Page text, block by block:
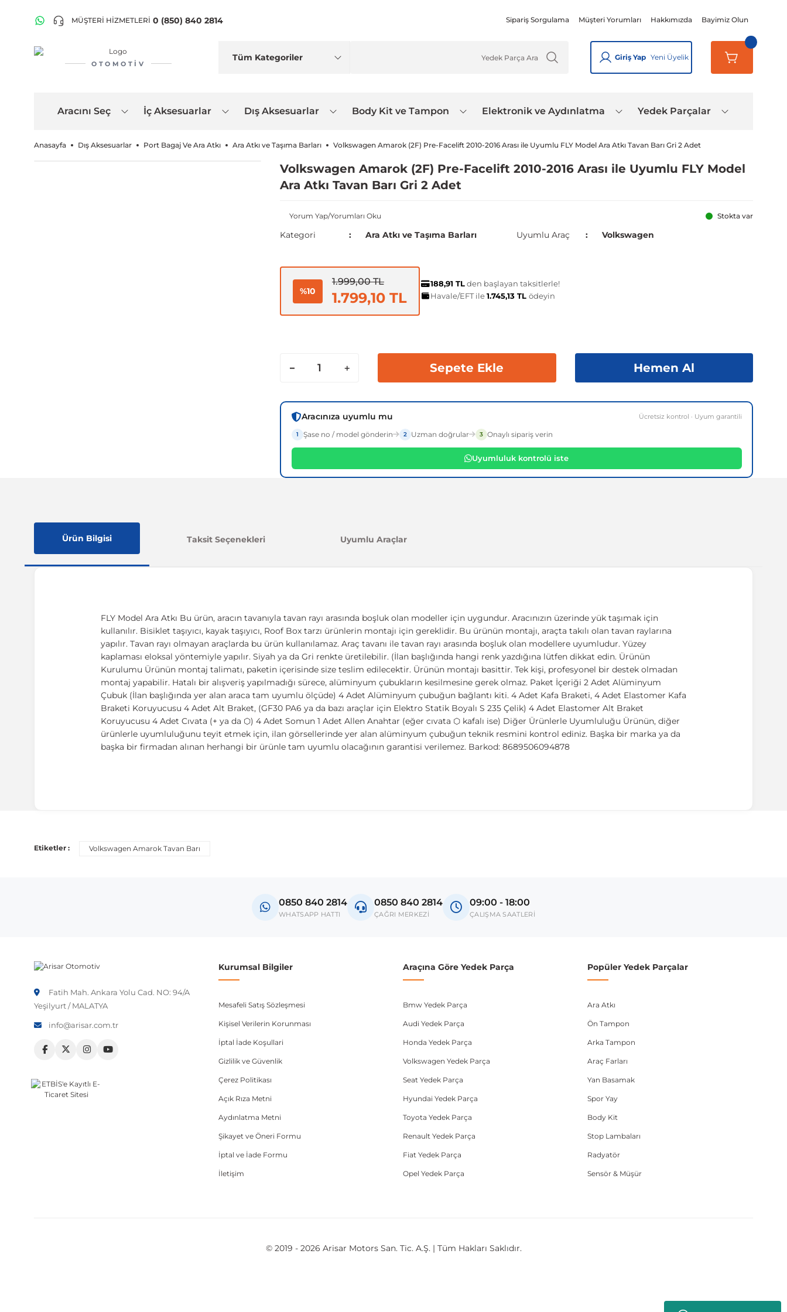
MÜŞTERİ HİZMETLERİ 0 (850) 840 2814 Sipariş Sorgulama Müşteri Yorumları Hakkımızda Bayimiz Olun
OTOMOTIV
Giriş Yap Yeni Üyelik
Aracını Seç İç Aksesuarlar Dış Aksesuarlar Body Kit ve Tampon Elektronik ve Aydınlatma Yedek Parçalar
Anasayfa Dış Aksesuarlar Port Bagaj Ve Ara Atkı Ara Atkı ve Taşıma Barları Volkswagen Amarok (2F) Pre-Facelift 2010-2016 Arası ile Uyumlu FLY Model Ara Atkı Tavan Barı Gri 2 Adet
Volkswagen Amarok (2F) Pre-Facelift 2010-2016 Arası ile Uyumlu FLY Model
Ara Atkı Tavan Barı Gri 2 Adet
Yorum Yap/Yorumları Oku Stokta var
Kategori Ara Atkı ve Taşıma Barları Uyumlu Araç Volkswagen
%10
1.999,00 TL
1.799,10 TL
188,91 TLden başlayan taksitlerle!
Havale/EFT ile1.745,13 TL ödeyin
Sepete Ekle Hemen Al
Aracınıza uyumlu mu Ücretsiz kontrol · Uyum garantili
1 Şase no / model gönderin 2 Uzman doğrular 3 Onaylı sipariş verin
Uyumluluk kontrolü iste
Ürün Bilgisi Taksit Seçenekleri Uyumlu Araçlar
FLY Model Ara Atkı Bu ürün, aracın tavanıyla tavan rayı arasında boşluk olan modeller için uygundur. Aracınızın üzerinde yük taşımak için
kullanılır. Bisiklet taşıyıcı, kayak taşıyıcı, Roof Box tarzı ürünlerin montajı için gereklidir. Bu ürünün montajı, araçta takılı olan tavan raylarına
yapılır. Tavan rayı olmayan araçlarda bu ürün kullanılamaz. Araç tavanı ile tavan rayı arasında boşluk olan modellere uyumludur. Yüzey
kaplaması eloksal yöntemiyle yapılır. Siyah ya da Gri renkte üretilebilir. (İlan başlığında hangi renk yazdığına lütfen dikkat edin. Ürünün
Kurulumu Ürünün montaj talimatı, paketin içerisinde size teslim edilecektir. Ürünün montajı basittir. Tek kişi, profesyonel bir destek olmadan
montaj yapabilir. Hatalı bir alışveriş yapılmadığı sürece, alüminyum çubukların kesilmesine gerek olmaz. Paket İçeriği 2 Adet Alüminyum
Çubuk (İlan başlığında yer alan araca tam uyumlu ölçüde) 4 Adet Alüminyum çubuğun bağlantı kiti. 4 Adet Kafa Braketi, 4 Adet Elastomer Kafa
Braketi Koruyucusu 4 Adet Alt Braket, (GF30 PA6 ya da bazı araçlar için Elektro Statik Boyalı S 235 Çelik) 4 Adet Elastomer Alt Braket
Koruyucusu 4 Adet Cıvata (+ ya da ⬡) 4 Adet Somun 1 Adet Allen Anahtar (eğer cıvata ⬡ kafalı ise) Diğer Ürünlerle Uyumluluğu Ürünün, diğer
ürünlerle uyumluluğunu teyit etmek için, ilan görsellerinde yer alan alüminyum çubuğun teknik resmini kontrol ediniz. Başka bir marka ya da
başka bir firmadan alınan herhangi bir ürünle tam uyumlu olacağının garantisi verilemez. Barkod: 8689506094878
Araç üreticileri aynı model yılı içerisinde farklı donanım ve kasa tipleri kullanabilmektedir. Sipariş vermeden önce OEM numarası veya şasi numarası ile uyumluluğu kontrol
Etiketler : Volkswagen Amarok Tavan Barı
0850 840 2814
WHATSAPP HATTI
0850 840 2814
ÇAĞRI MERKEZİ
09:00 - 18:00
ÇALIŞMA SAATLERİ
Fatih Mah. Ankara Yolu Cad. NO: 94/A
Yeşilyurt / MALATYA
info@arisar.com.tr
Kurumsal Bilgiler
Mesafeli Satış Sözleşmesi
Kişisel Verilerin Korunması
İptal İade Koşullari
Gizlilik ve Güvenlik
Çerez Politikası
Açık Rıza Metni
Aydınlatma Metni
Şikayet ve Öneri Formu
İptal ve İade Formu
İletişim
Araçına Göre Yedek Parça
Bmw Yedek Parça
Audi Yedek Parça
Honda Yedek Parça
Volkswagen Yedek Parça
Seat Yedek Parça
Hyundai Yedek Parça
Toyota Yedek Parça
Renault Yedek Parça
Fiat Yedek Parça
Opel Yedek Parça
Popüler Yedek Parçalar
Ara Atkı
Ön Tampon
Arka Tampon
Araç Farları
Yan Basamak
Spor Yay
Body Kit
Stop Lambaları
Radyatör
Sensör & Müşür
© 2019 - 2026 Arisar Motors San. Tic. A.Ş. | Tüm Hakları Saklıdır.